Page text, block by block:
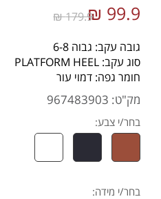
99.9 ₪
179.9 ₪
גובה עקב: גבוה 6-8
סוג עקב: PLATFORM HEEL
חומר גפה: דמוי עור
מק"ט: 967483903
בחר/י צבע:
בחר/י מידה: